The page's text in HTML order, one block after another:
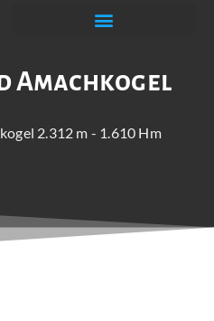
Amachkogel
2.312 m - 1.610 Hm